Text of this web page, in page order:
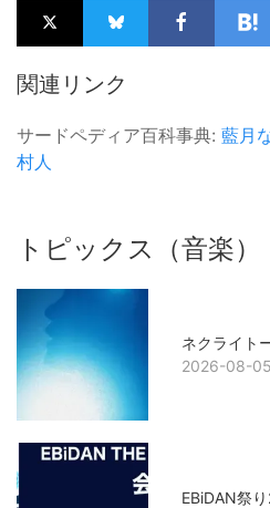
関連リンク
サードペディア百科事典: 藍月
村人
トピックス（音楽）
ネクライト
2026-08-
EBiDAN祭